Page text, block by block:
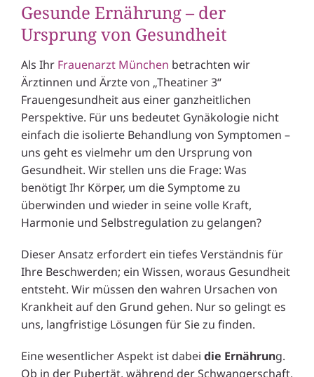
Gesunde Ernährung – der
Ursprung von Gesundheit
Als Ihr Frauenarzt München betrachten wir
Ärztinnen und Ärzte von „Theatiner 3“
Frauengesundheit aus einer ganzheitlichen
Perspektive. Für uns bedeutet Gynäkologie nicht
einfach die isolierte Behandlung von Symptomen –
uns geht es vielmehr um den Ursprung von
Gesundheit. Wir stellen uns die Frage: Was
benötigt Ihr Körper, um die Symptome zu
überwinden und wieder in seine volle Kraft,
Harmonie und Selbstregulation zu gelangen?
Dieser Ansatz erfordert ein tiefes Verständnis für
Ihre Beschwerden; ein Wissen, woraus Gesundheit
entsteht. Wir müssen den wahren Ursachen von
Krankheit auf den Grund gehen. Nur so gelingt es
uns, langfristige Lösungen für Sie zu finden.
Eine wesentlicher Aspekt ist dabei die Ernährung.
Ob in der Pubertät, während der Schwangerschaft,